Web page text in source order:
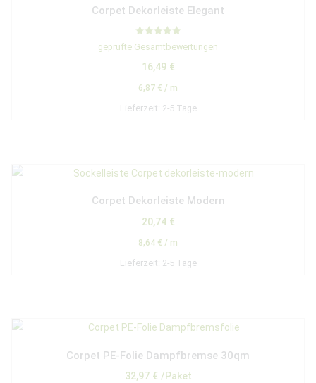
Corpet Dekorleiste Elegant
Bewertet mit
5.00
geprüfte Gesamtbewertungen
16,49 €
6,87 € / m
Lieferzeit: 2-5 Tage
Corpet Dekorleiste Modern
20,74 €
8,64 € / m
Lieferzeit: 2-5 Tage
Corpet PE-Folie Dampfbremse 30qm
32,97 € /Paket